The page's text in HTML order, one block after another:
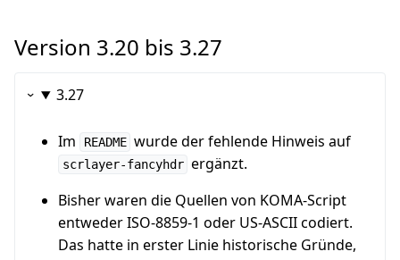
Version 3.20 bis 3.27
3.27
Im README wurde der fehlende Hinweis auf
scrlayer-fancyhdr ergänzt.
Bisher waren die Quellen von KOMA-Script
entweder ISO-8859-1 oder US-ASCII codiert.
Das hatte in erster Linie historische Gründe,